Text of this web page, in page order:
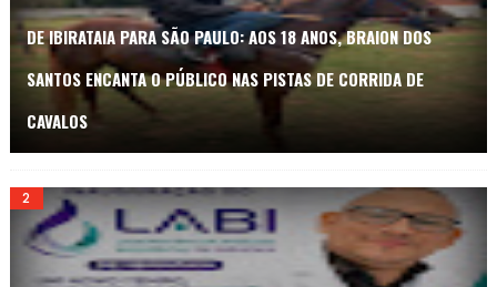
DE IBIRATAIA PARA SÃO PAULO: AOS 18 ANOS, BRAION DOS
SANTOS ENCANTA O PÚBLICO NAS PISTAS DE CORRIDA DE
CAVALOS